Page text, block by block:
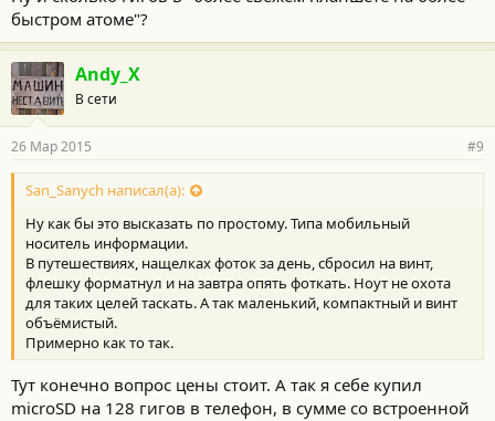
быстром атоме"?
Andy_X
В сети
26 Мар 2015 #9
San_Sanych написал(а):
Ну как бы это высказать по простому. Типа мобильный
носитель информации.
В путешествиях, нащелках фоток за день, сбросил на винт,
флешку форматнул и на завтра опять фоткать. Ноут не охота
для таких целей таскать. А так маленький, компактный и винт
объёмистый.
Примерно как то так.
Тут конечно вопрос цены стоит. А так я себе купил
microSD на 128 гигов в телефон, в сумме со встроенной